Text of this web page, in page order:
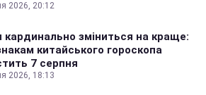
2026, 20:12
зміниться на краще:
китайського гороскопа
7 серпня
2026, 18:13